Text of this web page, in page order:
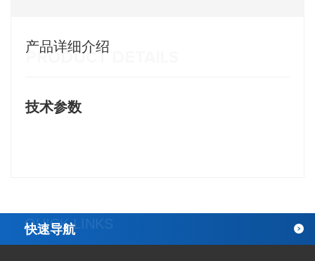
产品详细介绍
PRODUCT DETAILS
技术参数
QUICK LINKS
快速导航